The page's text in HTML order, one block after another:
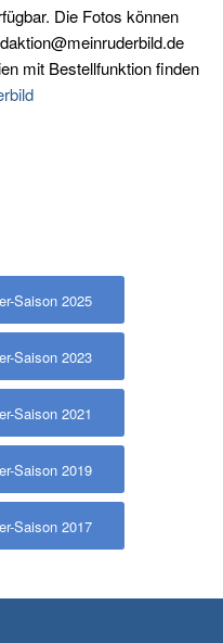
Die Fotos können
mit Bestellfunktion finden
Saison 2025
Saison 2023
Saison 2021
Saison 2019
Saison 2017